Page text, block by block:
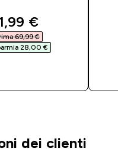
price
€‎
69,99 €‎
28,00 €‎
dei clienti